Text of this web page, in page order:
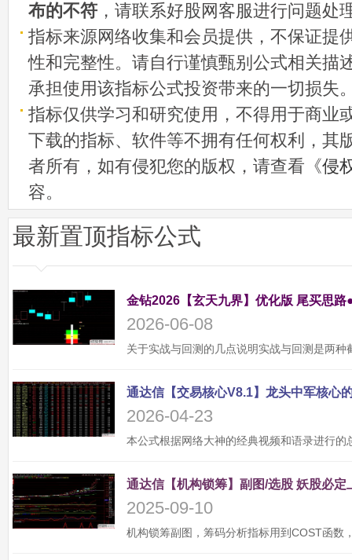
布的不符 ，请联系好股网客服进行问题处
指标来源网络收集和会员提供，不保证提
性和完整性。请自行谨慎甄别公式相关描
承担使用该指标公式投资带来的一切损失
指标仅供学习和研究使用，不得用于商业
下载的指标、软件等不拥有任何权利，其
者所有，如有侵犯您的版权，请查看《侵
容。
最新置顶指标公式
金钻2026【玄天九界】优化版 尾买思
2026-06-08
2026-04-23
2025-09-10